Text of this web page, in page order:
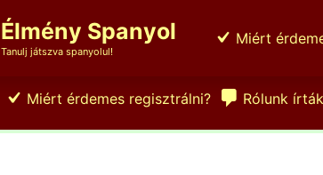
Élmény Spanyol
Tanulj játszva spanyolul!
Miért
Miért érdemes regisztrálni? Rólunk írták